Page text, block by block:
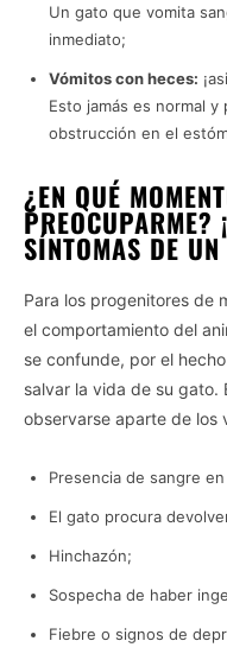
Un gato que vomita
inmediato;
Vómitos con heces:
Esto jamás es normal
obstrucción en el
¿EN QUÉ
PREOCUPARME?
SÍNTOMAS DE
Para los progenitores de
el comportamiento del
se confunde, por el
salvar la vida de su gato.
observarse aparte de los
Presencia de sangre
El gato procura
Hinchazón;
Sospecha de haber
Fiebre o signos de